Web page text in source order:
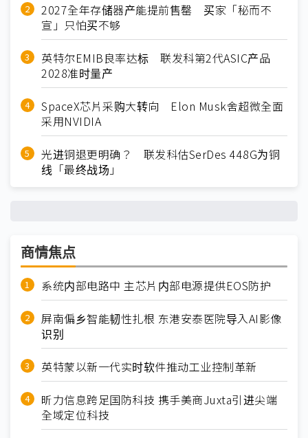
2027全年存储器产能提前售罄 买家「秘而不
宣」只怕买不够
英特尔EMIB良率达标 联发科第2代ASIC产品
2028准时量产
SpaceX芯片采购大转向 Elon Musk舍超微全面
采用NVIDIA
光进铜退更明确？ 联发科估SerDes 448G为铜
线「最终战场」
商情焦点
系统内部电路中 主芯片内部电源提供EOS防护
屏南偏乡智能韧性扎根 东港安泰医院导入AI影像
识别
英特蒙以新一代实时软件推动工业控制革新
昕力信息跨足国防科技 携手美商Juxta引进尖端
全域定位科技